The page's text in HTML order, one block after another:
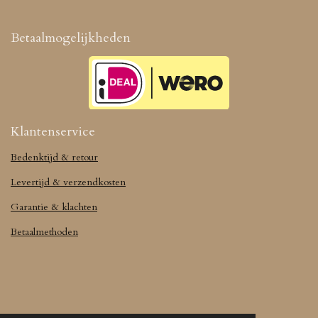
Betaalmogelijkheden
Klantenservice
Bedenktijd & retour
Levertijd & verzendkosten
Garantie & klachten
Betaalmethoden